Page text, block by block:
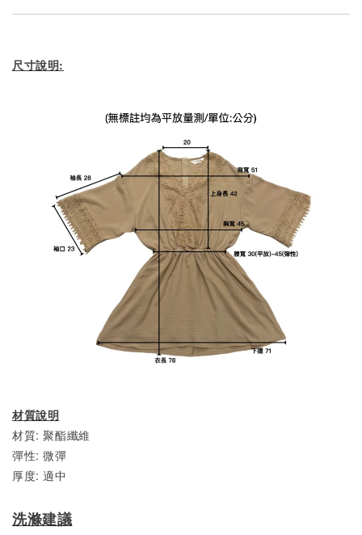
尺寸說明:
材質說明
材質: 聚酯纖維
彈性: 微彈
厚度: 適中
洗滌建議